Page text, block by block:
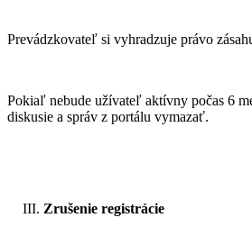
Prevádzkovateľ si vyhradzuje právo
Pokiaľ nebude užívateľ aktívny počas 6
diskusie a správ z portálu vymazať.
Zrušenie registrácie